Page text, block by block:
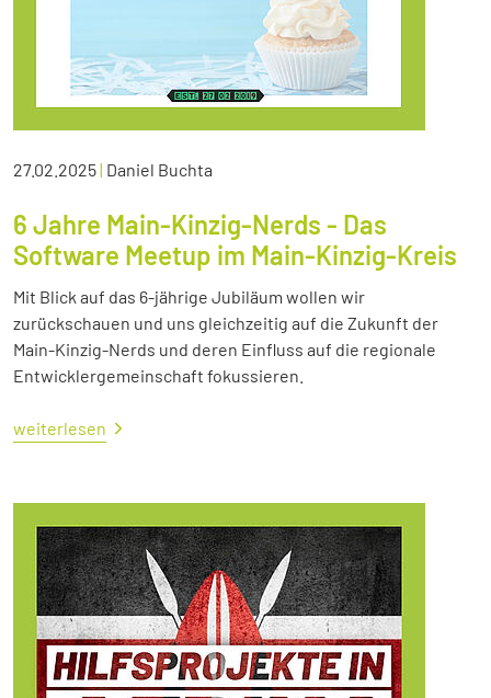
27.02.2025| Daniel Buchta
6 Jahre Main-Kinzig-Nerds - Das
Software Meetup im Main-Kinzig-Kreis
Mit Blick auf das 6-jährige Jubiläum wollen wir
zurückschauen und uns gleichzeitig auf die Zukunft der
Main-Kinzig-Nerds und deren Einfluss auf die regionale
Entwicklergemeinschaft fokussieren.
weiterlesen